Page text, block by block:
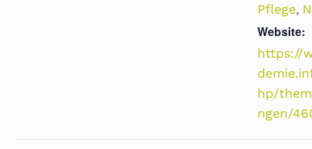
Pflege,
Website:
https://
hp/
ngen/